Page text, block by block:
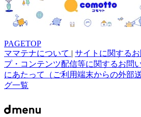
PAGETOP
ママテナについて | サイトに関する
プ・コンテンツ配信等に関するお問
にあたって（ご利用端末からの外部
グ一覧